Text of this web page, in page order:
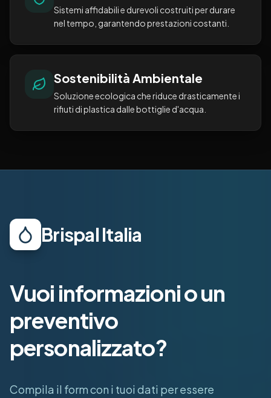
Sistemi affidabili e durevoli costruiti per durare
nel tempo, garantendo prestazioni costanti.
Sostenibilità Ambientale
Soluzione ecologica che riduce drasticamente i
rifiuti di plastica dalle bottiglie d'acqua.
Brispal Italia
Vuoi informazioni o un
preventivo
personalizzato?
Compila il form con i tuoi dati per essere